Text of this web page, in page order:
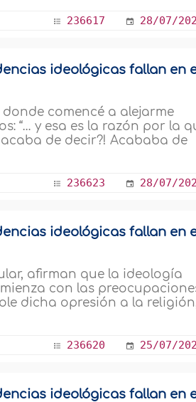
236617 28/07/
ideológicas fallan en
comencé a alejarme
“… y esa es la razón por la
acaba de decir?! Acababa de
236623 28/07/
ideológicas fallan en
afirman que la ideología
con las
dicha opresión a la
236620 25/07/
ideológicas fallan en